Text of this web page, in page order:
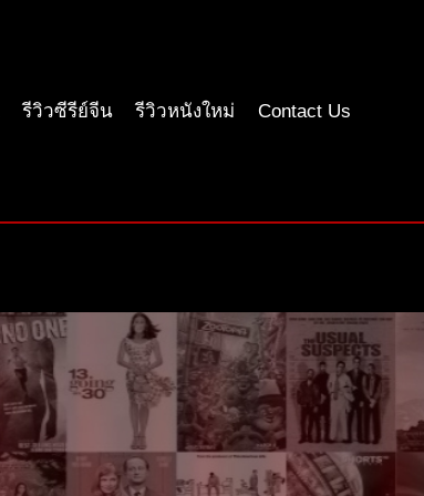
รีวิวซีรีย์จีน รีวิวหนังใหม่ Contact Us